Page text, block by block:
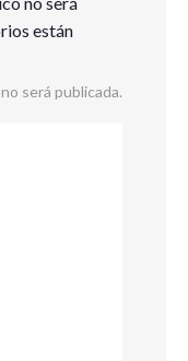
están
será publicada.